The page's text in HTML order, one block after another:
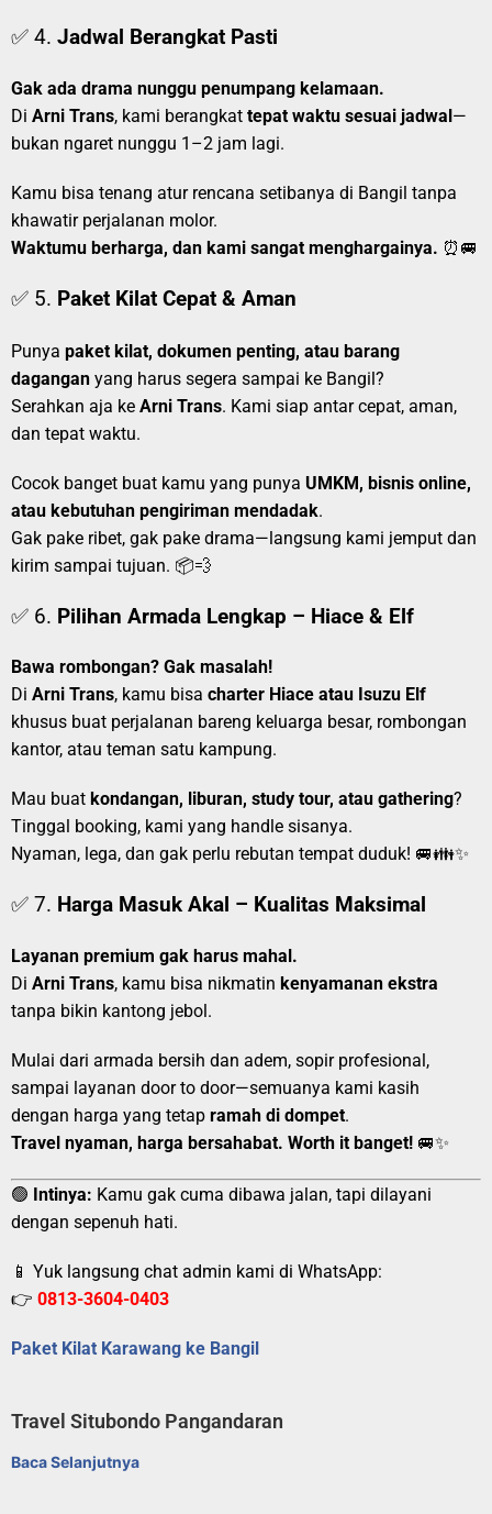
✅ 4. Jadwal Berangkat Pasti
Gak ada drama nunggu penumpang kelamaan.
Di Arni Trans, kami berangkat tepat waktu sesuai jadwal—
bukan ngaret nunggu 1–2 jam lagi.
Kamu bisa tenang atur rencana setibanya di Bangil tanpa
khawatir perjalanan molor.
Waktumu berharga, dan kami sangat menghargainya. ⏰🚐
✅ 5. Paket Kilat Cepat & Aman
Punya paket kilat, dokumen penting, atau barang
dagangan yang harus segera sampai ke Bangil?
Serahkan aja ke Arni Trans. Kami siap antar cepat, aman,
dan tepat waktu.
Cocok banget buat kamu yang punya UMKM, bisnis online,
atau kebutuhan pengiriman mendadak.
Gak pake ribet, gak pake drama—langsung kami jemput dan
kirim sampai tujuan. 📦💨
✅ 6. Pilihan Armada Lengkap – Hiace & Elf
Bawa rombongan? Gak masalah!
Di Arni Trans, kamu bisa charter Hiace atau Isuzu Elf
khusus buat perjalanan bareng keluarga besar, rombongan
kantor, atau teman satu kampung.
Mau buat kondangan, liburan, study tour, atau gathering?
Tinggal booking, kami yang handle sisanya.
Nyaman, lega, dan gak perlu rebutan tempat duduk! 🚐👪✨
✅ 7. Harga Masuk Akal – Kualitas Maksimal
Layanan premium gak harus mahal.
Di Arni Trans, kamu bisa nikmatin kenyamanan ekstra
tanpa bikin kantong jebol.
Mulai dari armada bersih dan adem, sopir profesional,
sampai layanan door to door—semuanya kami kasih
dengan harga yang tetap ramah di dompet.
Travel nyaman, harga bersahabat. Worth it banget! 🚐✨
🟢 Intinya: Kamu gak cuma dibawa jalan, tapi dilayani
dengan sepenuh hati.
📱 Yuk langsung chat admin kami di WhatsApp:
👉 0813-3604-0403
Paket Kilat Karawang ke Bangil
Travel Situbondo Pangandaran
Baca Selanjutnya